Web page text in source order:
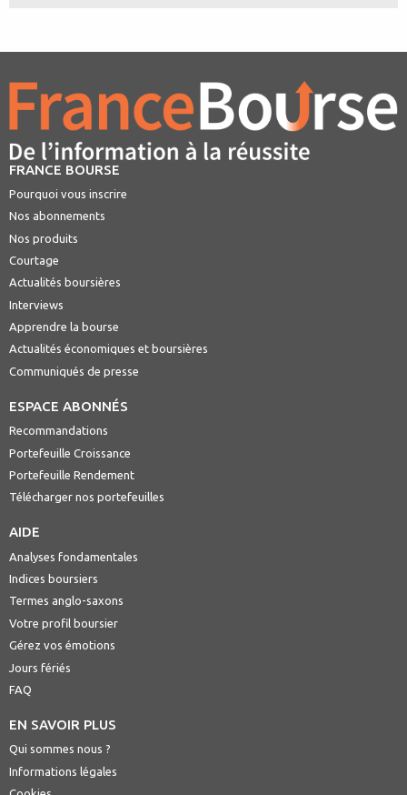
FRANCE BOURSE
Pourquoi vous inscrire
Nos abonnements
Nos produits
Courtage
Actualités boursières
Interviews
Apprendre la bourse
Actualités économiques et boursières
Communiqués de presse
ESPACE ABONNÉS
Recommandations
Portefeuille Croissance
Portefeuille Rendement
Télécharger nos portefeuilles
AIDE
Analyses fondamentales
Indices boursiers
Termes anglo-saxons
Votre profil boursier
Gérez vos émotions
Jours fériés
FAQ
EN SAVOIR PLUS
Qui sommes nous ?
Informations légales